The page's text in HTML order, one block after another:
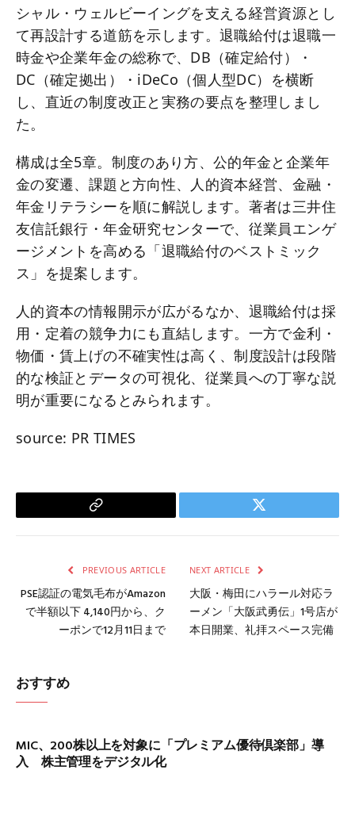
シャル・ウェルビーイングを支える経営資源とし
て再設計する道筋を示します。退職給付は退職一
時金や企業年金の総称で、DB（確定給付）・
DC（確定拠出）・iDeCo（個人型DC）を横断
し、直近の制度改正と実務の要点を整理しまし
た。
構成は全5章。制度のあり方、公的年金と企業年
金の変遷、課題と方向性、人的資本経営、金融・
年金リテラシーを順に解説します。著者は三井住
友信託銀行・年金研究センターで、従業員エンゲ
ージメントを高める「退職給付のベストミック
ス」を提案します。
人的資本の情報開示が広がるなか、退職給付は採
用・定着の競争力にも直結します。一方で金利・
物価・賃上げの不確実性は高く、制度設計は段階
的な検証とデータの可視化、従業員への丁寧な説
明が重要になるとみられます。
source: PR TIMES
Copy
Twitter
PREVIOUS ARTICLE
PSE認証の電気毛布がAmazon
で半額以下 4,140円から、ク
ーポンで12月11日まで
NEXT ARTICLE
大阪・梅田にハラール対応ラ
ーメン「大阪武勇伝」1号店が
本日開業、礼拝スペース完備
おすすめ
MIC、200株以上を対象に「プレミアム優待倶楽部」導
入 株主管理をデジタル化